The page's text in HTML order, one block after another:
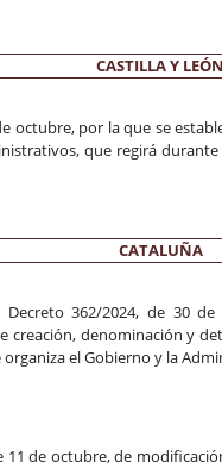
CASTILLA Y LEÓN
octubre, por la que se
que regirá
CATALUÑA
362/2024, de 30
creación, denominación y
el Gobierno y la
11 de octubre, de